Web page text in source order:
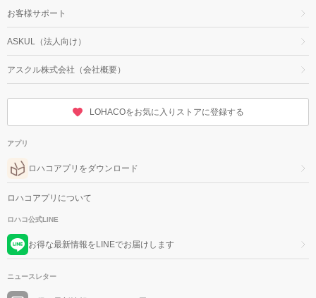
お客様サポート
ASKUL（法人向け）
アスクル株式会社（会社概要）
LOHACOをお気に入りストアに登録する
アプリ
ロハコアプリをダウンロード
ロハコアプリについて
ロハコ公式LINE
お得な最新情報をLINEでお届けします
ニュースレター